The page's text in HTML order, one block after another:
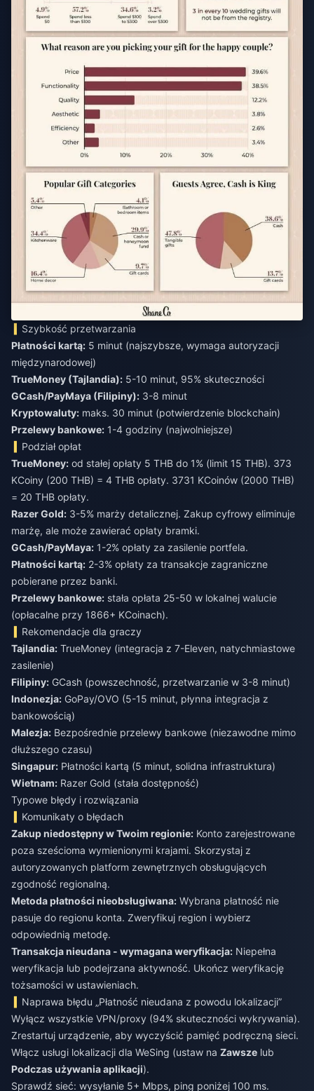
Szybkość przetwarzania
Płatności kartą: 5 minut (najszybsze, wymaga autoryzacji
międzynarodowej)
TrueMoney (Tajlandia): 5-10 minut, 95% skuteczności
GCash/PayMaya (Filipiny): 3-8 minut
Kryptowaluty: maks. 30 minut (potwierdzenie blockchain)
Przelewy bankowe: 1-4 godziny (najwolniejsze)
Podział opłat
TrueMoney: od stałej opłaty 5 THB do 1% (limit 15 THB). 373
KCoiny (200 THB) = 4 THB opłaty. 3731 KCoinów (2000 THB)
= 20 THB opłaty.
Razer Gold: 3-5% marży detalicznej. Zakup cyfrowy eliminuje
marżę, ale może zawierać opłaty bramki.
GCash/PayMaya: 1-2% opłaty za zasilenie portfela.
Płatności kartą: 2-3% opłaty za transakcje zagraniczne
pobierane przez banki.
Przelewy bankowe: stała opłata 25-50 w lokalnej walucie
(opłacalne przy 1866+ KCoinach).
Rekomendacje dla graczy
Tajlandia: TrueMoney (integracja z 7-Eleven, natychmiastowe
zasilenie)
Filipiny: GCash (powszechność, przetwarzanie w 3-8 minut)
Indonezja: GoPay/OVO (5-15 minut, płynna integracja z
bankowością)
Malezja: Bezpośrednie przelewy bankowe (niezawodne mimo
dłuższego czasu)
Singapur: Płatności kartą (5 minut, solidna infrastruktura)
Wietnam: Razer Gold (stała dostępność)
Typowe błędy i rozwiązania
Komunikaty o błędach
Zakup niedostępny w Twoim regionie: Konto zarejestrowane
poza sześcioma wymienionymi krajami. Skorzystaj z
autoryzowanych platform zewnętrznych obsługujących
zgodność regionalną.
Metoda płatności nieobsługiwana: Wybrana płatność nie
pasuje do regionu konta. Zweryfikuj region i wybierz
odpowiednią metodę.
Transakcja nieudana - wymagana weryfikacja: Niepełna
weryfikacja lub podejrzana aktywność. Ukończ weryfikację
tożsamości w ustawieniach.
Naprawa błędu „Płatność nieudana z powodu lokalizacji”
Wyłącz wszystkie VPN/proxy (94% skuteczności wykrywania).
Zrestartuj urządzenie, aby wyczyścić pamięć podręczną sieci.
Włącz usługi lokalizacji dla WeSing (ustaw na Zawsze lub
Podczas używania aplikacji).
Sprawdź sieć: wysyłanie 5+ Mbps, ping poniżej 100 ms.